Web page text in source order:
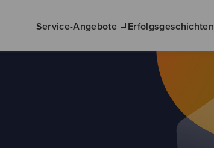
Service-Angebote Erfolgsgeschichten